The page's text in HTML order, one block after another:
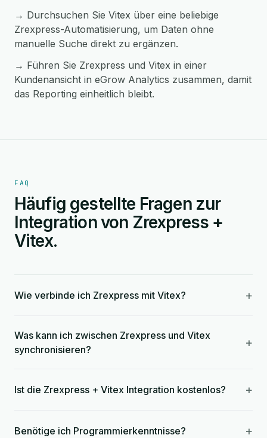
→ Durchsuchen Sie Vitex über eine beliebige
Zrexpress-Automatisierung, um Daten ohne
manuelle Suche direkt zu ergänzen.
→ Führen Sie Zrexpress und Vitex in einer
Kundenansicht in eGrow Analytics zusammen, damit
das Reporting einheitlich bleibt.
FAQ
Häufig gestellte Fragen zur
Integration von Zrexpress +
Vitex.
Wie verbinde ich Zrexpress mit Vitex? +
Was kann ich zwischen Zrexpress und Vitex
synchronisieren?
+
Ist die Zrexpress + Vitex Integration kostenlos? +
Benötige ich Programmierkenntnisse? +